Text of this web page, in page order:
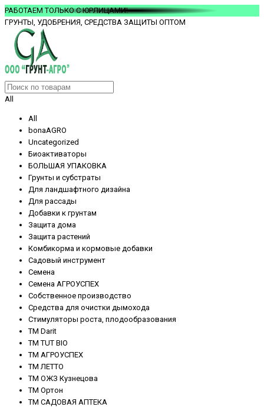
РАБОТАЕМ ТОЛЬКО С ЮРЛИЦАМИ!
ГРУНТЫ, УДОБРЕНИЯ, СРЕДСТВА ЗАЩИТЫ ОПТОМ
All
All
bonaAGRO
Uncategorized
Биоактиваторы
БОЛЬШАЯ УПАКОВКА
Грунты и субстраты
Для ландшафтного дизайна
Для рассады
Добавки к грунтам
Защита дома
Защита растений
Комбикорма и кормовые добавки
Садовый инструмент
Семена
Семена АГРОУСПЕХ
Собственное производство
Средства для очистки дымохода
Стимуляторы роста, плодообразования
ТМ Darit
ТМ TUT BIO
ТМ АГРОУСПЕХ
ТМ ЛЕТТО
ТМ ОЖЗ Кузнецова
ТМ Ортон
ТМ САДОВАЯ АПТЕКА